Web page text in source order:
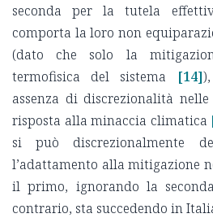
seconda per la tutela
comporta la loro non
(dato che solo la
termofisica del sistema
[14]
assenza di discrezionalità
risposta alla minaccia climatica
si può discrezionalmente
l’adattamento alla mitigazione
il primo, ignorando la
contrario, sta succedendo in